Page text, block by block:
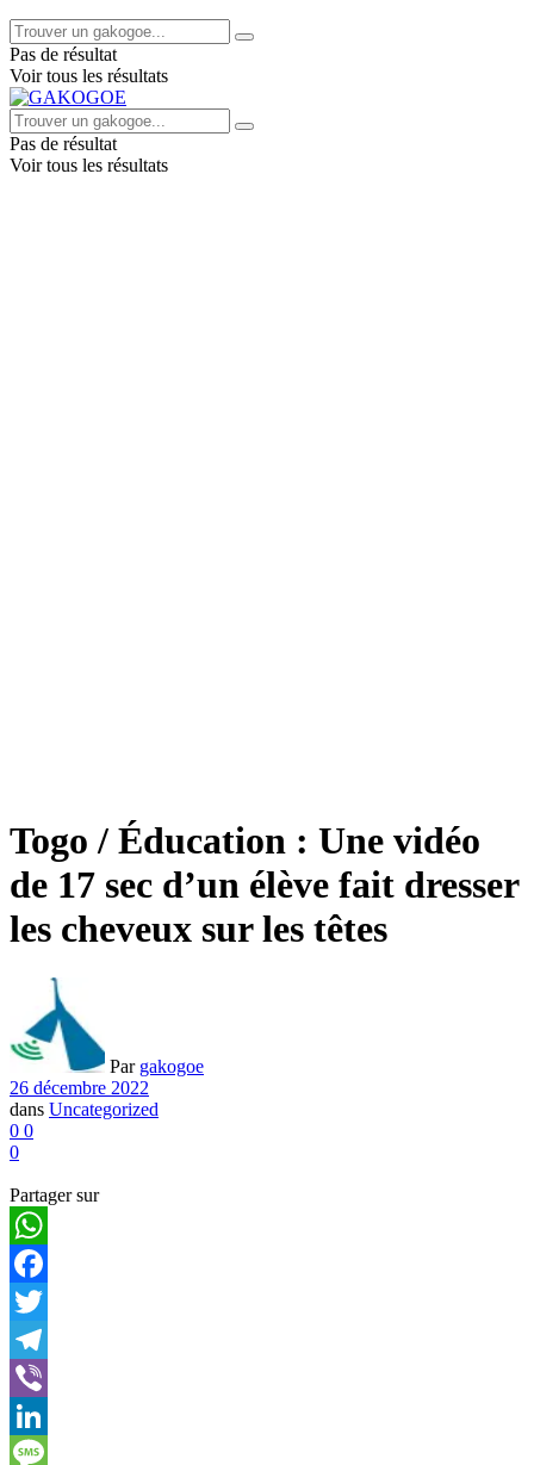
Pas de résultat
Voir tous les résultats
Pas de résultat
Voir tous les résultats
Togo / Éducation : Une vidéo
de 17 sec d’un élève fait dresser
les cheveux sur les têtes
Par gakogoe
26 décembre 2022
dans Uncategorized
0 0
0
Partager sur
WhatsApp
Facebook
Twitter
Telegram
Viber
LinkedIn